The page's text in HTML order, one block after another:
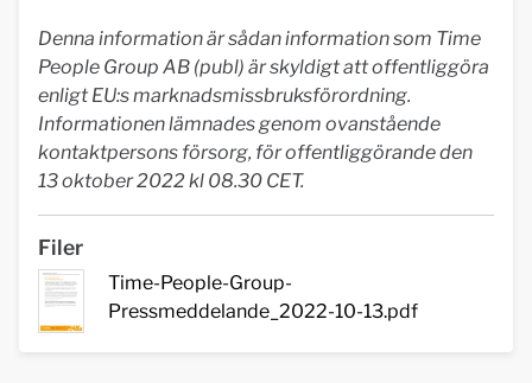
Denna information är sådan information som Time
People Group AB (publ) är skyldigt att offentliggöra
enligt EU:smarknadsmissbruksförordning.
Informationen lämnades genom ovanstående
kontaktpersons försorg, för offentliggörandeden
13 oktober 2022 kl 08.30 CET.
Filer
Time-People-Group-
Pressmeddelande_2022-10-13.pdf